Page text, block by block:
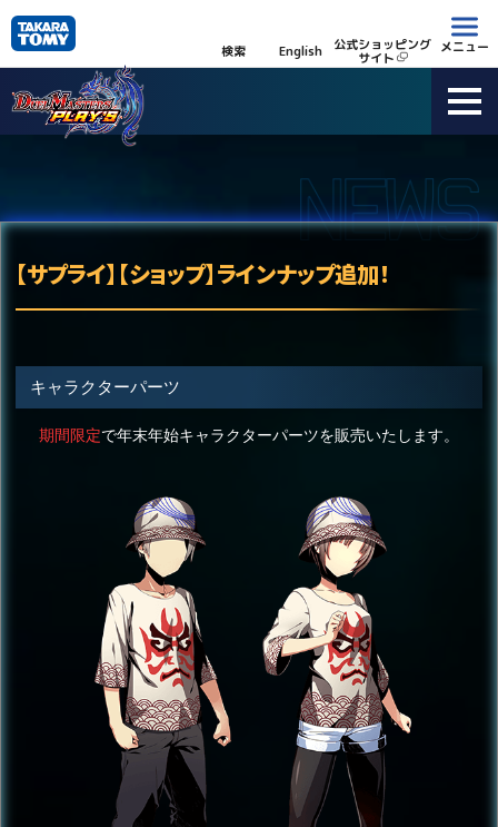
検索 English 公式ショッピング
サイト
メニュー
【サプライ】【ショップ】ラインナップ追加！
キャラクターパーツ
期間限定で年末年始キャラクターパーツを販売いたします。